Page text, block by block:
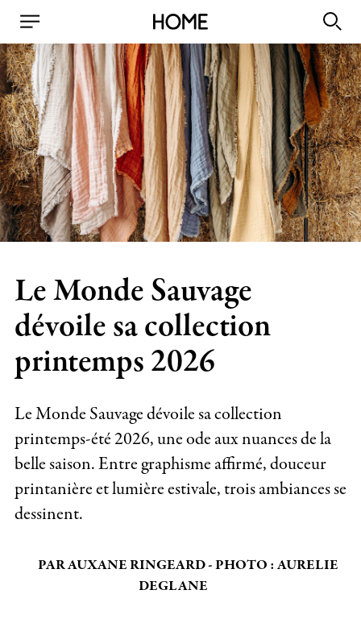
Le Monde Sauvage
dévoile sa collection
printemps 2026
Le Monde Sauvage dévoile sa collection
printemps-été 2026, une ode aux nuances de la
belle saison. Entre graphisme affirmé, douceur
printanière et lumière estivale, trois ambiances se
dessinent.
PAR AUXANE RINGEARD - PHOTO : AURELIE
DEGLANE